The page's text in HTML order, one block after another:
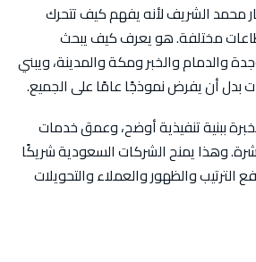
محمد الشريف لأنه يفهم كيف تتحرك
مختلفة. هو يعرف كيف يبحث
والدمام والخبر ومكة والمدينة، ويبني
بدل أن يفرض نموذجًا عامًا على الجميع.
ببنية تنفيذية أوضح، وعمق خدمات
وهذا يمنح الشركات السعودية شريكًا
الترتيب والظهور والعملاء والتحويلات